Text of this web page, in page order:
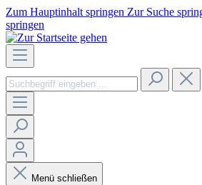
Zum Hauptinhalt springen Zur Suche
springen
Menü schließen